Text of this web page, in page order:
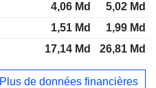
4,06 Md
5,02 Md
1,51 Md
1,99 Md
17,14 Md 26,81 Md
Plus de données financières